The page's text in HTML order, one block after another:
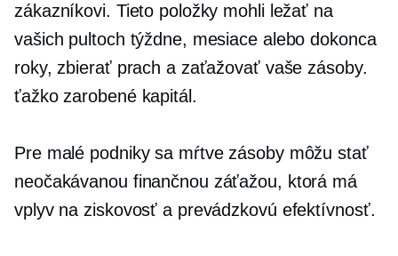
zákazníkovi. Tieto položky mohli ležať na
vašich pultoch týždne, mesiace alebo dokonca
roky, zbierať prach a zaťažovať vaše zásoby.
ťažko zarobenékapitál.
Pre malé podniky sa mŕtve zásoby môžu stať
neočakávanou finančnou záťažou, ktorá má
vplyv na ziskovosť a prevádzkovú efektívnosť.